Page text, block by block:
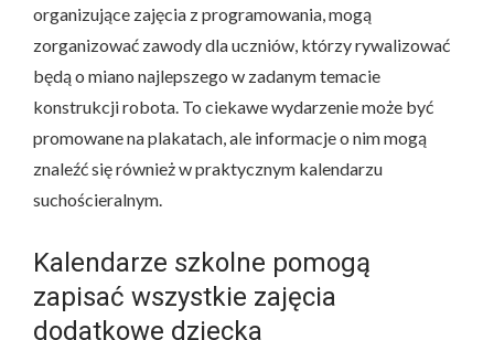
organizujące zajęcia z programowania, mogą
zorganizować zawody dla uczniów, którzy rywalizować
będą o miano najlepszego w zadanym temacie
konstrukcji robota. To ciekawe wydarzenie może być
promowane na plakatach, ale informacje o nim mogą
znaleźć się również w praktycznym kalendarzu
suchościeralnym.
Kalendarze szkolne pomogą
zapisać wszystkie zajęcia
dodatkowe dziecka